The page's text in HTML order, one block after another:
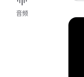
音频